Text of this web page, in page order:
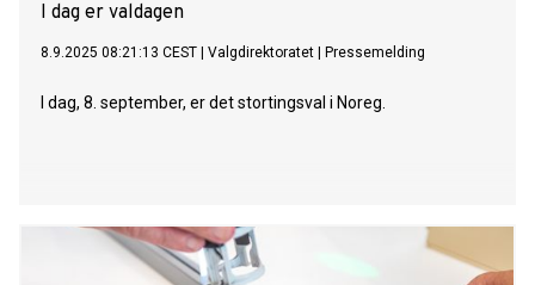
I dag er valdagen
8.9.2025 08:21:13 CEST Valgdirektoratet Pressemelding
I dag, 8. september, er det stortingsval i Noreg.